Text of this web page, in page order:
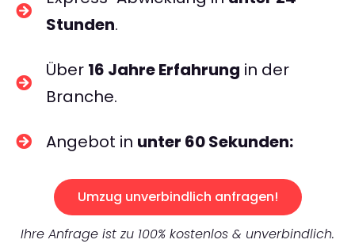
Stunden.
Über 16 Jahre Erfahrung in der
Branche.
Angebot in unter 60 Sekunden:
Umzug unverbindlich anfragen!
Ihre Anfrage ist zu 100% kostenlos & unverbindlich.